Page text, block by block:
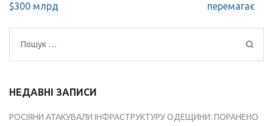
$300 млрд
перемагає
Пошук:
НЕДАВНІ ЗАПИСИ
РОСІЯНИ АТАКУВАЛИ ІНФРАСТРУКТУРУ ОДЕЩИНИ: ПОРАНЕНО